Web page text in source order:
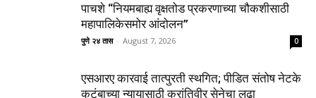
पाचशे “नियमबाह्य वृक्षतोड प्रकरणाच्या चौकशीसाठी
महापालिकेसमोर आंदोलन”
पुणे २४ तास - August 7, 2026 0
एसआरए कारवाई तात्पुरती स्थगित; पीडित संतोष नेटके
कुटुंबाच्या न्यायासाठी क्रांतिवीर सेनेचा लढा